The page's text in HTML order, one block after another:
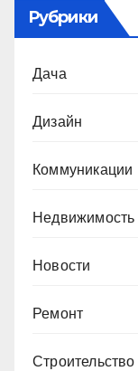
Рубрики
Дача
Дизайн
Коммуникации
Недвижимость
Новости
Ремонт
Строительство